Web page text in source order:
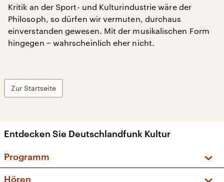
Kritik an der Sport- und Kulturindustrie wäre der
Philosoph, so dürfen wir vermuten, durchaus
einverstanden gewesen. Mit der musikalischen Form
hingegen − wahrscheinlich eher nicht.
Zur Startseite
Entdecken Sie Deutschlandfunk Kultur
Programm
Hören